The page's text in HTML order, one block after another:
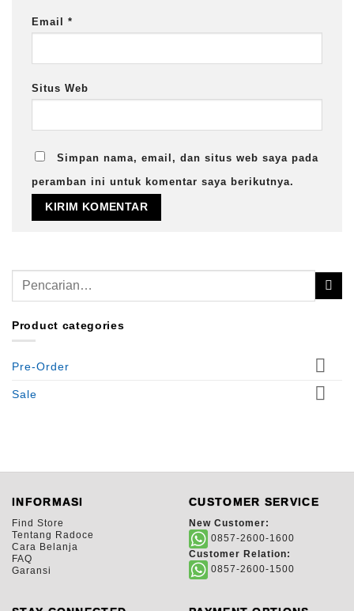
Email *
Situs Web
Simpan nama, email, dan situs web saya pada
peramban ini untuk komentar saya berikutnya.
untuk:
Product categories
Pre-Order
Sale
INFORMASI
Find Store
Tentang Radoce
Cara Belanja
FAQ
Garansi
CUSTOMER SERVICE
New Customer:
0857-2600-1600
Customer Relation:
0857-2600-1500